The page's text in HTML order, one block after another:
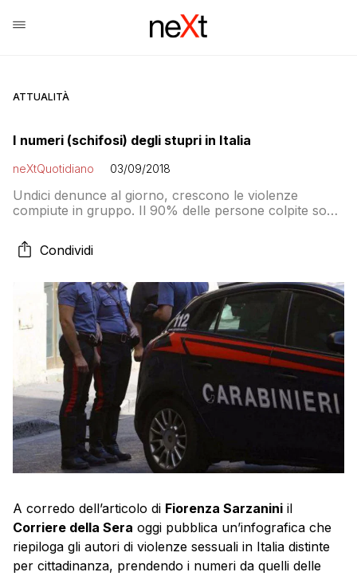
ATTUALITÀ
I numeri (schifosi) degli stupri in Italia
neXtQuotidiano 03/09/2018
Undici denunce al giorno, crescono le violenze
compiute in gruppo. Il 90% delle persone colpite sono
Condividi
A corredo dell’articolo di Fiorenza Sarzanini il
Corriere della Sera oggi pubblica un’infografica che
riepiloga gli autori di violenze sessuali in Italia distinte
per cittadinanza, prendendo i numeri da quelli delle